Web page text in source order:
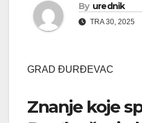
By urednik
TRA 30, 2025
GRAD ĐURĐEVAC
Znanje koje